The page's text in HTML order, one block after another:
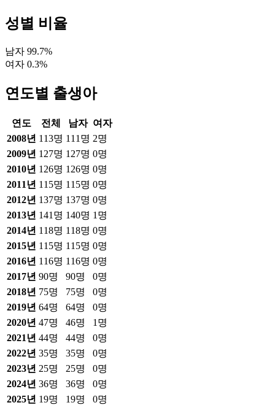
성별 비율
남자 99.7%
여자 0.3%
연도별 출생아
연도 전체 남자 여자
2008년 113명 111 명 2명
2009년 127명 127명 0명
2010년 126명 126명 0명
2011 년 115명 115명 0명
2012년 137명 137명 0명
2013년 141 명 140명 1 명
2014년 118명 118명 0명
2015년 115명 115명 0명
2016년 116명 116명 0명
2017년 90명 90명 0명
2018년 75명 75명 0명
2019년 64명 64명 0명
2020년 47명 46명 1 명
2021 년 44명 44명 0명
2022년 35명 35명 0명
2023년 25명 25명 0명
2024년 36명 36명 0명
2025년 19명 19명 0명